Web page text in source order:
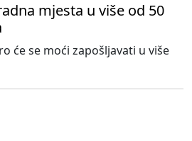
mjesta u više od 50
će se moći zapošljavati u više